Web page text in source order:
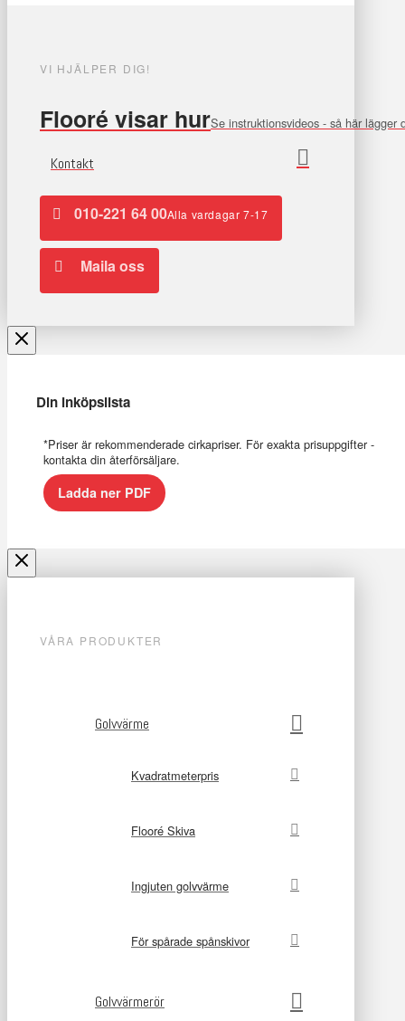
VI HJÄLPER DIG!
Flooré visar hurSe instruktionsvideos - så här lägger
Kontakt
010-221 64 00Alla vardagar 7-17
Maila oss
Din inköpslista
*Priser är rekommenderade cirkapriser. För exakta prisuppgifter -
kontakta din återförsäljare.
Ladda ner PDF
VÅRA PRODUKTER
Golvvärme
Kvadratmeterpris
Flooré Skiva
Ingjuten golvvärme
För spårade spånskivor
Golvvärmerör